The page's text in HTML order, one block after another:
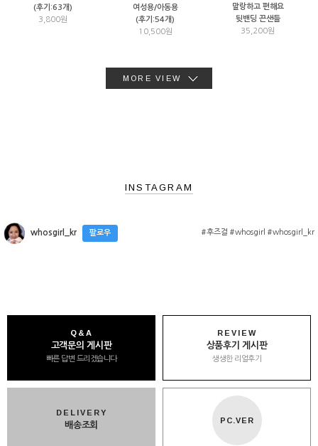
(후기:63개)
3,800원
여성용/아동용
(후기:54개)
10,500원
말랑하고 편해요
뒷밴딩 끈샌들
35,200원
MORE VIEW
INSTAGRAM
whosgirl_kr 팔로우 #후즈걸 #whosgirl #whosgirl_kr
Q&A
고객문의 게시판
빠른 답변 드리겠습니다
REVIEW
상품후기 게시판
생생한 리얼후기
DELIVERY
배송조회 PC.VER